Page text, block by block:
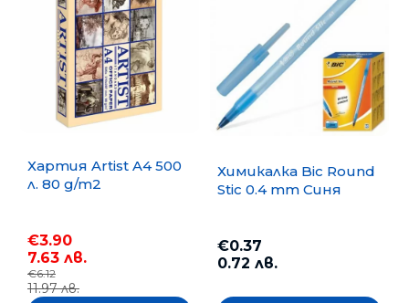
Хартия Artist A4 500
л. 80 g/m2
€3.90
7.63 лв.
€6.12
11.97 лв.
Химикалка Bic Round
Stic 0.4 mm Синя
€0.37
0.72 лв.